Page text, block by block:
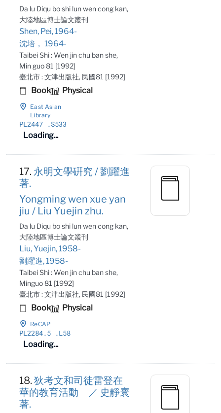
Da lu Diqu bo shi lun wen cong kan,
大陸地區博士論文叢刊
Shen, Pei, 1964-
沈培， 1964-
Taibei Shi : Wen jin chu ban she,
Min guo 81 [1992]
臺北市 : 文津出版社, 民國81 [1992]
Book Physical
East Asian
Library
PL2447 .S533
Loading...
17. 永明文學硏究 / 劉躍進
著.
Yongming wen xue yan
jiu / Liu Yuejin zhu.
Da lu Diqu bo shi lun wen cong kan,
大陸地區博士論文叢刊
Liu, Yuejin, 1958-
劉躍進, 1958-
Taibei Shi : Wen jin chu ban she,
Minguo 81 [1992]
臺北市 : 文津出版社, 民國81 [1992]
Book Physical
ReCAP
PL2284.5 .L58
Loading...
18.狄考文和司徒雷登在
華的教育活動 ／ 史靜寰
著.